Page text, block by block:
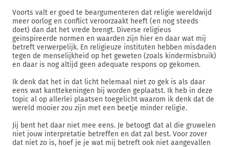
Voorts valt er goed te beargumenteren dat religie wereldwijd
meer oorlog en conflict veroorzaakt heeft (en nog steeds
doet) dan dat het vrede brengt. Diverse religieus
geïnspireerde normen en waarden zijn hier en daar wat mij
betreft verwerpelijk. En religieuze instituten hebben misdaden
tegen de menselijkheid op het geweten (zoals kindermisbruik)
en daar is nog altijd geen adequate respons op gekomen.
Ik denk dat het in dat licht helemaal niet zo gek is als daar
eens wat kanttekeningen bij worden geplaatst. Ik heb in deze
topic al op allerlei plaatsen toegelicht waarom ik denk dat de
wereld mooier zou zijn met een beetje minder religie.
Jij bent het daar niet mee eens. Je betoogt dat al die gruwelen
niet jouw interpretatie betreffen en dat zal best. Voor zover
dat niet zo is, hoef je je wat mij betreft ook niet aangevallen